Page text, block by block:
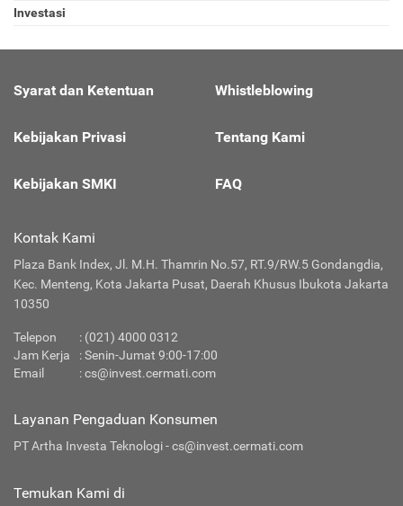
Investasi
Syarat dan Ketentuan
Kebijakan Privasi
Kebijakan SMKI
Whistleblowing
Tentang Kami
FAQ
Kontak Kami
Plaza Bank Index, Jl. M.H. Thamrin No.57, RT.9/RW.5 Gondangdia,
Kec. Menteng, Kota Jakarta Pusat, Daerah Khusus Ibukota Jakarta
10350
Telepon : (021) 4000 0312
Jam Kerja
: Senin-Jumat 9:00-17:00
Email
:cs@invest.cermati.com
Layanan Pengaduan Konsumen
PT Artha Investa Teknologi -cs@invest.cermati.com
Temukan Kami di